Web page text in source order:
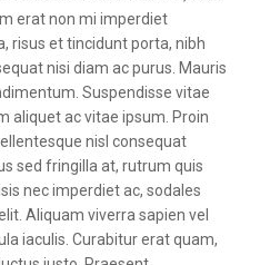
erat non mi imperdiet
risus et tincidunt porta, nibh
nisi diam ac purus. Mauris
Suspendisse vitae
aliquet ac vitae ipsum. Proin
nisl consequat
sed fringilla at, rutrum quis
nec imperdiet ac, sodales
Aliquam viverra sapien vel
iaculis. Curabitur erat quam,